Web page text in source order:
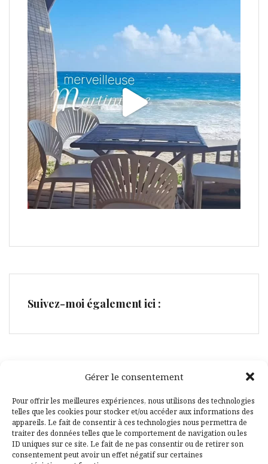
Gérer le consentement
Pour offrir les meilleures expériences, nous utilisons des technologies
telles que les cookies pour stocker et/ou accéder aux informations des
appareils. Le fait de consentir à ces technologies nous permettra de
traiter des données telles que le comportement de navigation ou les
ID uniques sur ce site. Le fait de ne pas consentir ou de retirer son
consentement peut avoir un effet négatif sur certaines
Suivez-moi également ici :
Facebook
Pinterest